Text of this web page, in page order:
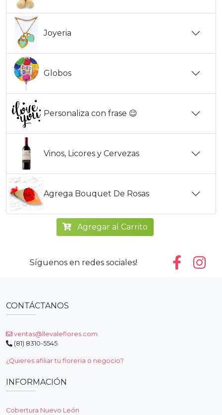
Joyeria
Globos
Personaliza con frase 😉
Vinos, Licores y Cervezas
Agrega Bouquet De Rosas
Agregar al Carrito
Síguenos en redes sociales!
CONTÁCTANOS
ventas@llevaleflores.com
(81) 8310-5545
¿Quieres afiliar tu floreria o negocio?
INFORMACIÓN
Cobertura Nuevo León